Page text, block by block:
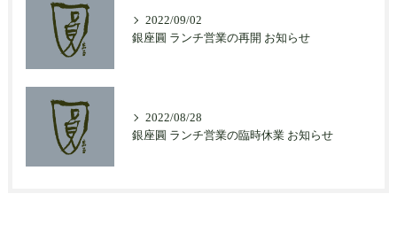
2022/09/02
銀座圓 ランチ営業の再開 お知らせ
2022/08/28
銀座圓 ランチ営業の臨時休業 お知らせ